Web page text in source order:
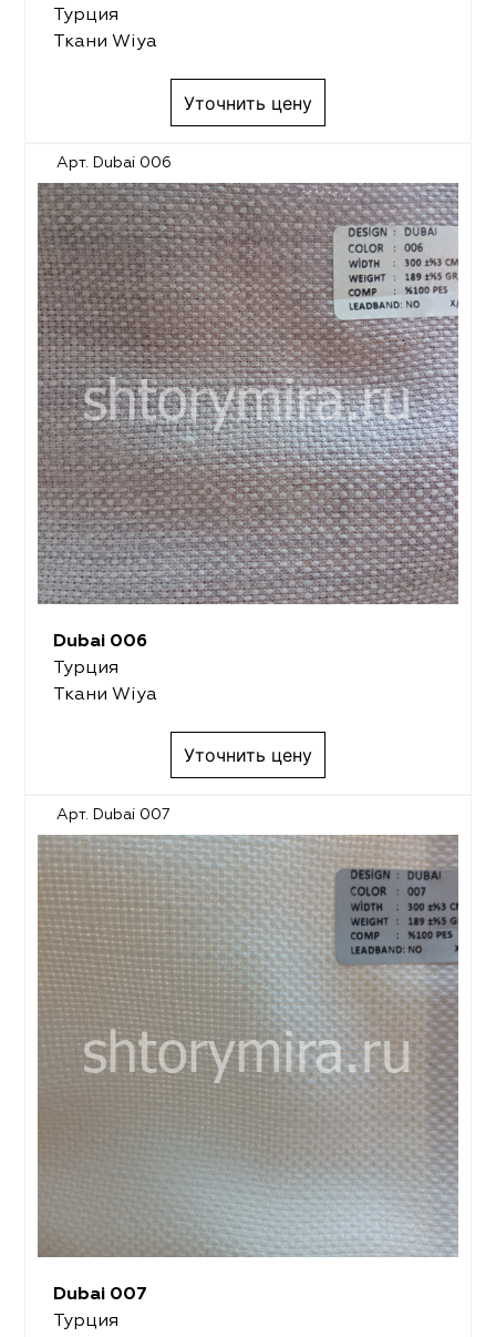
Турция
Ткани Wiya
Уточнить цену
Арт. Dubai 006
Dubai 006
Турция
Ткани Wiya
Уточнить цену
Арт. Dubai 007
Dubai 007
Турция